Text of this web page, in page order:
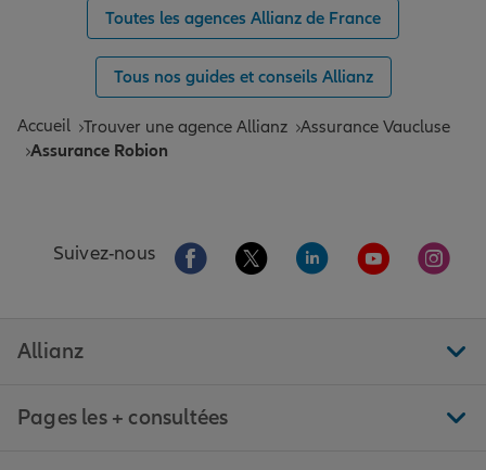
Toutes les agences Allianz de France
Tous nos guides et conseils Allianz
Accueil Trouver une agence Allianz Assurance Vaucluse
Assurance Robion
Suivez-nous Aller sur la page Facebook de Allianz
Aller sur la page Twitter de
Aller sur la page
Aller sur la
Aller
Allianz
Pages les + consultées